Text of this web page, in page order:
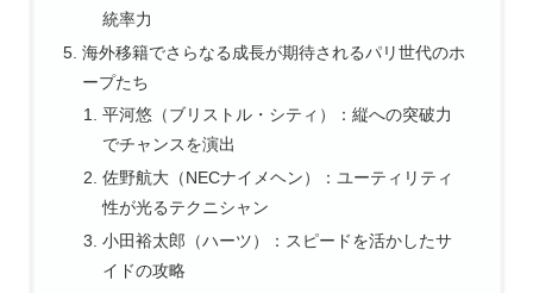
統率力
海外移籍でさらなる成長が期待されるパリ世代のホ
ープたち
平河悠（ブリストル・シティ）：縦への突破力
でチャンスを演出
佐野航大（NECナイメヘン）：ユーティリティ
性が光るテクニシャン
小田裕太郎（ハーツ）：スピードを活かしたサ
イドの攻略